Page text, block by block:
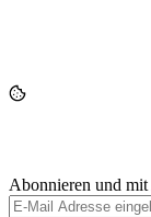
Abonnieren und